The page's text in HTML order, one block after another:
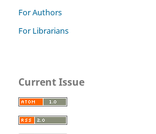
For Authors
For Librarians
Current Issue